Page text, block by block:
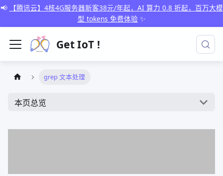
📢
【腾讯云】4核4G服务器新客38元/年起，AI 算力 0.8 折起，百万大模
型 tokens 免费体验 ✨
Get IoT !
grep 文本处理
本页总览